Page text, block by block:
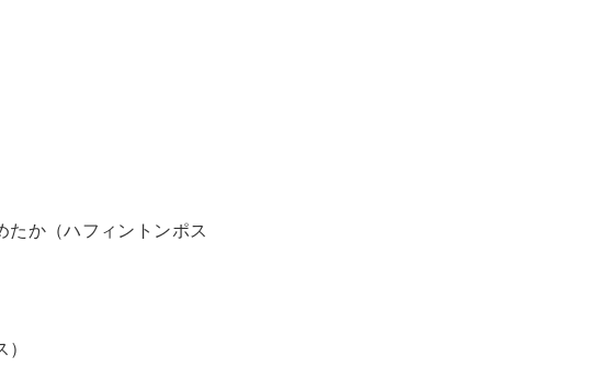
たか（ハフィントンポス